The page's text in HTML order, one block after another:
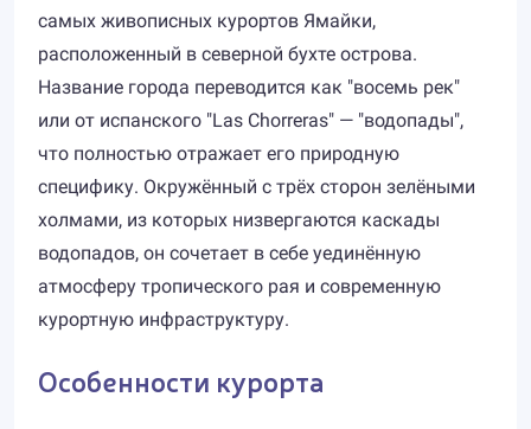
самых живописных курортов Ямайки,
расположенный в северной бухте острова.
Название города переводится как "восемь рек"
или от испанского "Las Chorreras" — "водопады",
что полностью отражает его природную
специфику. Окружённый с трёх сторон зелёными
холмами, из которых низвергаются каскады
водопадов, он сочетает в себе уединённую
атмосферу тропического рая и современную
курортную инфраструктуру.
Особенности курорта